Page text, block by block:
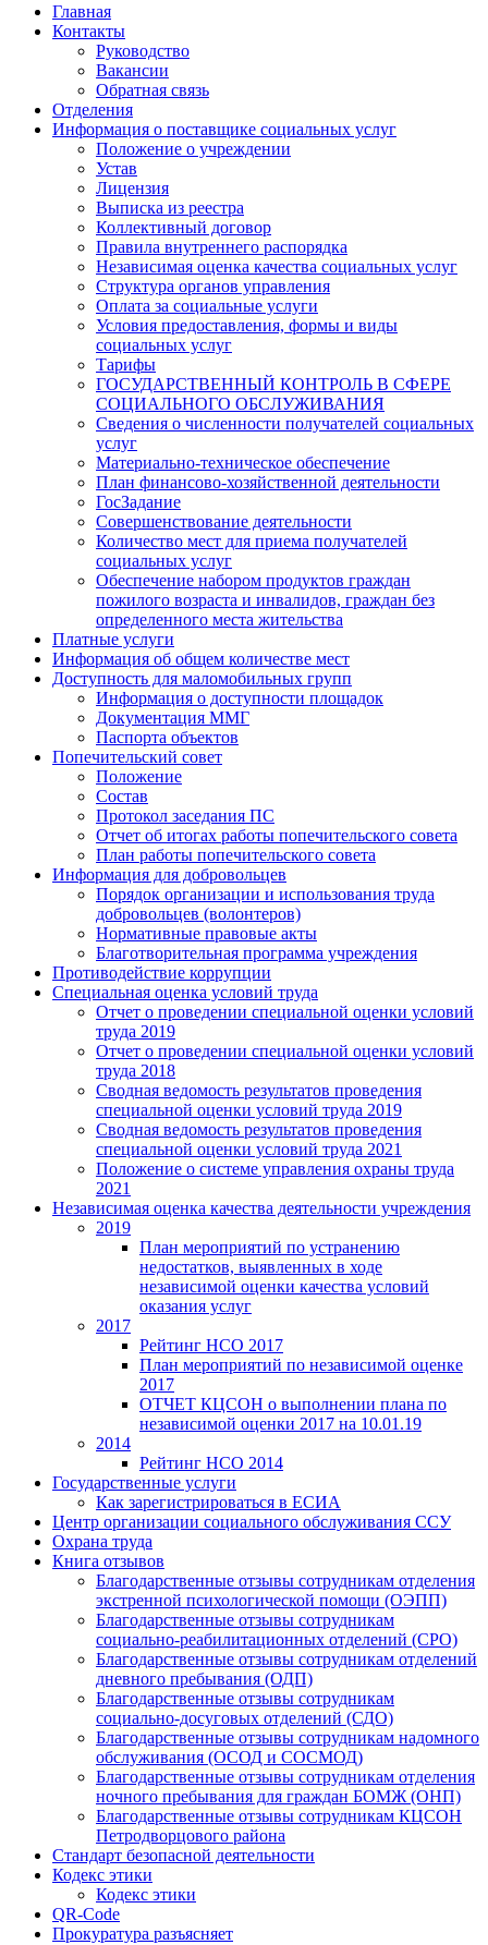
Главная
Контакты
Руководство
Вакансии
Обратная связь
Отделения
Информация о поставщике социальных услуг
Положение о учреждении
Устав
Лицензия
Выписка из реестра
Коллективный договор
Правила внутреннего распорядка
Независимая оценка качества социальных услуг
Структура органов управления
Оплата за социальные услуги
Условия предоставления, формы и виды
социальных услуг
Тарифы
ГОСУДАРСТВЕННЫЙ КОНТРОЛЬ В СФЕРЕ
СОЦИАЛЬНОГО ОБСЛУЖИВАНИЯ
Сведения о численности получателей социальных
услуг
Материально-техническое обеспечение
План финансово-хозяйственной деятельности
ГосЗадание
Совершенствование деятельности
Количество мест для приема получателей
социальных услуг
Обеспечение набором продуктов граждан
пожилого возраста и инвалидов, граждан без
определенного места жительства
Платные услуги
Информация об общем количестве мест
Доступность для маломобильных групп
Информация о доступности площадок
Документация ММГ
Паспорта объектов
Попечительский совет
Положение
Состав
Протокол заседания ПС
Отчет об итогах работы попечительского совета
План работы попечительского совета
Информация для добровольцев
Порядок организации и использования труда
добровольцев (волонтеров)
Нормативные правовые акты
Благотворительная программа учреждения
Противодействие коррупции
Специальная оценка условий труда
Отчет о проведении специальной оценки условий
труда 2019
Отчет о проведении специальной оценки условий
труда 2018
Сводная ведомость результатов проведения
специальной оценки условий труда 2019
Сводная ведомость результатов проведения
специальной оценки условий труда 2021
Положение о системе управления охраны труда
2021
Независимая оценка качества деятельности учреждения
2019
План мероприятий по устранению
недостатков, выявленных в ходе
независимой оценки качества условий
оказания услуг
2017
Рейтинг НСО 2017
План мероприятий по независимой оценке
2017
ОТЧЕТ КЦСОН о выполнении плана по
независимой оценки 2017 на 10.01.19
2014
Рейтинг НСО 2014
Государственные услуги
Как зарегистрироваться в ЕСИА
Центр организации социального обслуживания ССУ
Охрана труда
Книга отзывов
Благодарственные отзывы сотрудникам отделения
экстренной психологической помощи (ОЭПП)
Благодарственные отзывы сотрудникам
социально-реабилитационных отделений (СРО)
Благодарственные отзывы сотрудникам отделений
дневного пребывания (ОДП)
Благодарственные отзывы сотрудникам
социально-досуговых отделений (СДО)
Благодарственные отзывы сотрудникам надомного
обслуживания (ОСОД и СОСМОД)
Благодарственные отзывы сотрудникам отделения
ночного пребывания для граждан БОМЖ (ОНП)
Благодарственные отзывы сотрудникам КЦСОН
Петродворцового района
Стандарт безопасной деятельности
Кодекс этики
Кодекс этики
QR-Code
Прокуратура разъясняет